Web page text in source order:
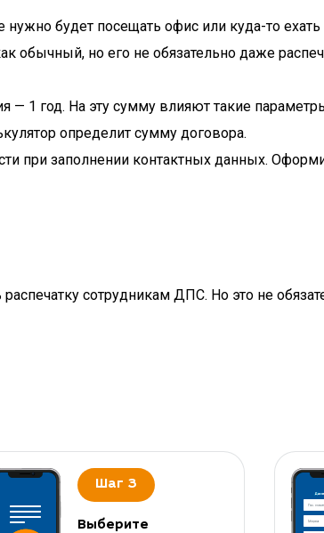
будет посещать офис или куда-то
обычный, но его не обязательно даже
— 1 год. На эту сумму влияют такие
определит сумму договора.
при заполнении контактных данных.
сотрудникам ДПС. Но это не
Шаг 3
Выберите